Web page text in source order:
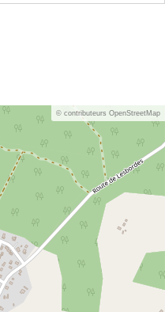
© contributeurs OpenStreetMap